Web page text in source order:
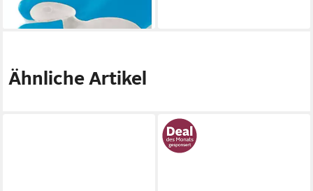
dir
Ähnliche Artikel